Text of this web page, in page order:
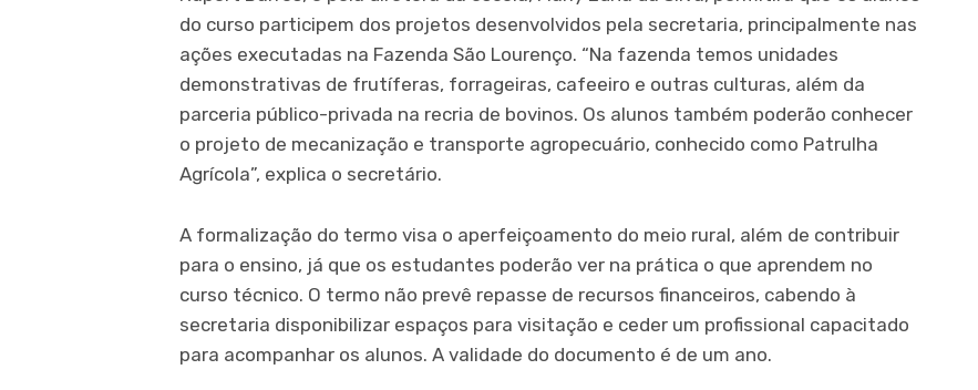
do curso participem dos projetos desenvolvidos pela secretaria, principalmente nas
ações executadas na Fazenda São Lourenço. “Na fazenda temos unidades
demonstrativas de frutíferas, forrageiras, cafeeiro e outras culturas, além da
parceria público-privada na recria de bovinos. Os alunos também poderão conhecer
o projeto de mecanização e transporte agropecuário, conhecido como Patrulha
Agrícola”, explica o secretário.
A formalização do termo visa o aperfeiçoamento do meio rural, além de contribuir
para o ensino, já que os estudantes poderão ver na prática o que aprendem no
curso técnico. O termo não prevê repasse de recursos financeiros, cabendo à
secretaria disponibilizar espaços para visitação e ceder um profissional capacitado
para acompanhar os alunos. A validade do documento é de um ano.